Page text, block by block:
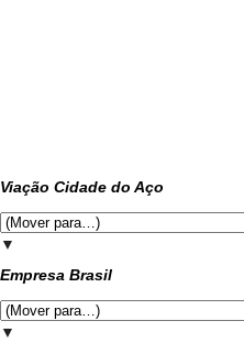
Viação Cidade do Aço
▼
Empresa Brasil
▼